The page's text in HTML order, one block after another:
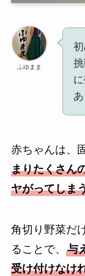
ふゆまま
赤ちゃんは、
まりたくさん
ヤがってしま
角切り野菜だ
ることで、 与
受け付けなけ